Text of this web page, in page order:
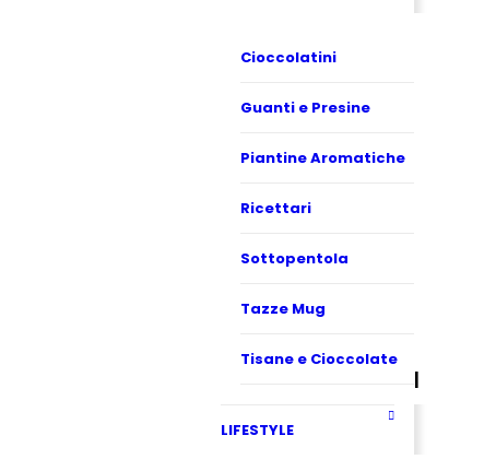
Cioccolatini
Guanti e Presine
Piantine Aromatiche
Ricettari
Sottopentola
Tazze Mug
Tisane e Cioccolate
LIFESTYLE